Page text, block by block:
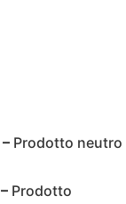
– Prodotto neutro
– Prodotto